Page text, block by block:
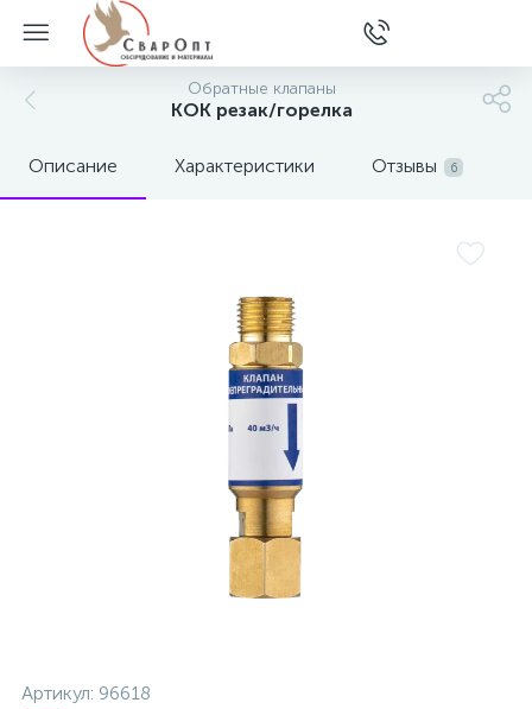
Обратные клапаны
КОК резак/горелка
Описание Характеристики Отзывы 6
Артикул: 96618